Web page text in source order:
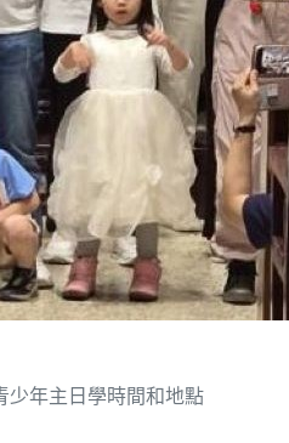
少年主日學時間和地點